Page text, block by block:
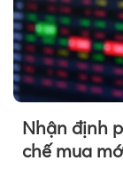
Nhận định
chế mua